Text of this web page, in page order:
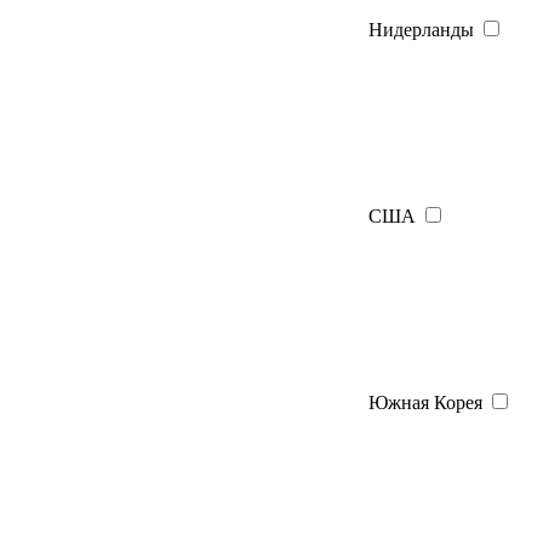
Нидерланды
США
Южная Корея